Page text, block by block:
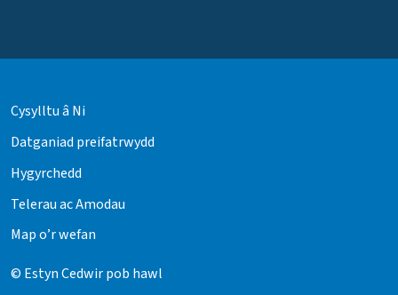
Cysylltu â Ni
Datganiad preifatrwydd
Hygyrchedd
Telerau ac Amodau
Map o’r wefan
© Estyn Cedwir pob hawl